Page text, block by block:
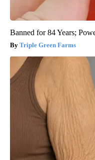
Banned for 84 Years;
Triple Green Farms